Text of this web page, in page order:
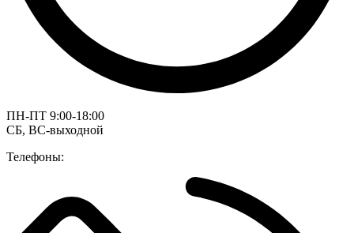
ПН-ПТ 9:00-18:00
СБ, ВС-выходной
Телефоны: